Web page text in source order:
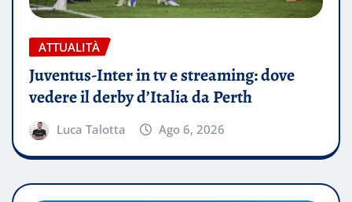
ATTUALITÀ
Juventus-Inter in tv e streaming: dove
vedere il derby d’Italia da Perth
Luca Talotta Ago 6, 2026